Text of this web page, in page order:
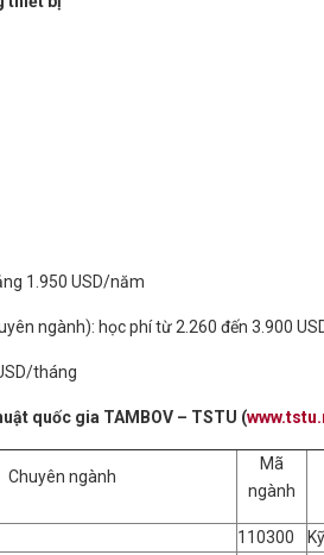
1.950 USD/năm
ngành): học phí từ 2.260 đến 3.900
tháng
quốc gia TAMBOV – TSTU (
Chuyên ngành
Mã
ngành
110300